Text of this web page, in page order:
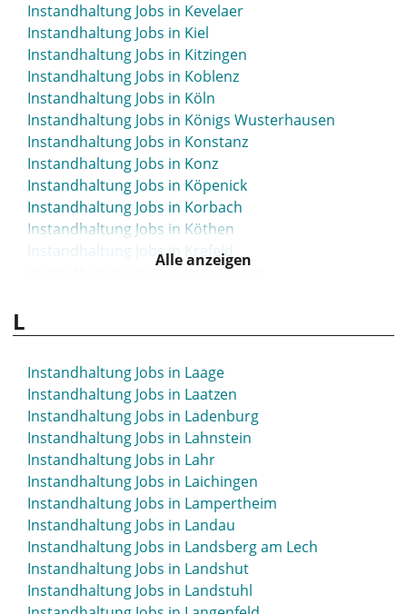
Instandhaltung Jobs in Kevelaer
Instandhaltung Jobs in Kiel
Instandhaltung Jobs in Kitzingen
Instandhaltung Jobs in Koblenz
Instandhaltung Jobs in Köln
Instandhaltung Jobs in Königs Wusterhausen
Instandhaltung Jobs in Konstanz
Instandhaltung Jobs in Konz
Instandhaltung Jobs in Köpenick
Instandhaltung Jobs in Korbach
Instandhaltung Jobs in Köthen
Instandhaltung Jobs in Krefeld
Instandhaltung Jobs in Kreuzlingen
Instandhaltung Jobs in Kulmbach
Alle anzeigen
L
Instandhaltung Jobs in Laage
Instandhaltung Jobs in Laatzen
Instandhaltung Jobs in Ladenburg
Instandhaltung Jobs in Lahnstein
Instandhaltung Jobs in Lahr
Instandhaltung Jobs in Laichingen
Instandhaltung Jobs in Lampertheim
Instandhaltung Jobs in Landau
Instandhaltung Jobs in Landsberg am Lech
Instandhaltung Jobs in Landshut
Instandhaltung Jobs in Landstuhl